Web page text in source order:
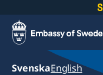
SvenskaEnglish